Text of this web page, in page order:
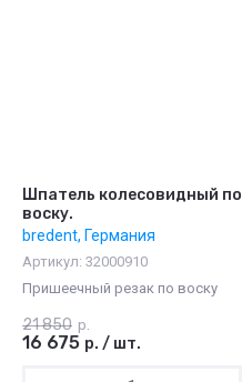
Шпатель колесовидный по
воску.
bredent, Германия
Артикул: 32000910
Пришеечный резак по воску
21 850 р.
16 675 р. / шт.